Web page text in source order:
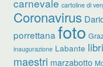
carnevale cartoline di
Coronavirus
porrettana foto
inaugurazione Labante libri
maestri marzabotto